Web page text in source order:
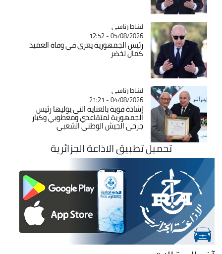
Catégorie
نشاط رئاسي
05/08/2026 - 12:52
رئيس الجمهورية يعزي في وفاة العميد
كمال لخضر
Catégorie
نشاط رئاسي
04/08/2026 - 21:21
إشادة قوية بالعناية التي يوليها رئيس
الجمهورية لمتقاعدي ومعطوبي وكبار
جرحى الجيش الوطني الشعبي
تحميل تطبيق الاذاعة الجزائرية